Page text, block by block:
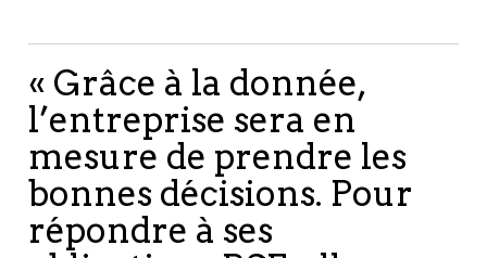
« Grâce à la donnée,
l’entreprise sera en
mesure de prendre les
bonnes décisions. Pour
répondre à ses